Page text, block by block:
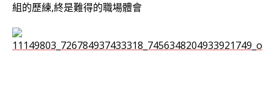
組的歷練,終是難得的職場體會